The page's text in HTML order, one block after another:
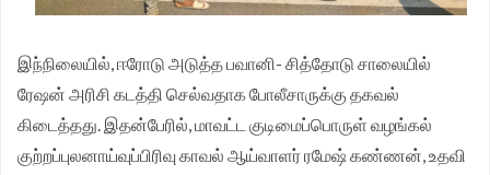
இந்நிலையில், ஈரோடு அடுத்த பவானி- சித்தோடு சாலையில்
ரேஷன் அரிசி கடத்தி செல்வதாக போலீசாருக்கு தகவல்
கிடைத்தது. இதன்பேரில், மாவட்ட குடிமைப்பொருள் வழங்கல்
குற்றப்புலனாய்வுப்பிரிவு காவல் ஆய்வாளர் ரமேஷ் கண்ணன், உதவி